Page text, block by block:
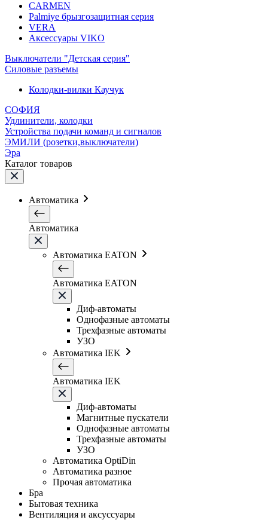
CARMEN
Palmiye брызгозащитная серия
VERA
Аксессуары VIKO
Выключатели "Детская серия"
Силовые разъемы
Колодки-вилки Каучук
СОФИЯ
Удлинители, колодки
Устройства подачи команд и сигналов
ЭМИЛИ (розетки,выключатели)
Эра
Каталог товаров
Автоматика
Автоматика
Автоматика EATON
Автоматика EATON
Диф-автоматы
Однофазные автоматы
Трехфазные автоматы
УЗО
Автоматика IEK
Автоматика IEK
Диф-автоматы
Магнитные пускатели
Однофазные автоматы
Трехфазные автоматы
УЗО
Автоматика OptiDin
Автоматика разное
Прочая автоматика
Бра
Бытовая техника
Вентиляция и аксуссуары